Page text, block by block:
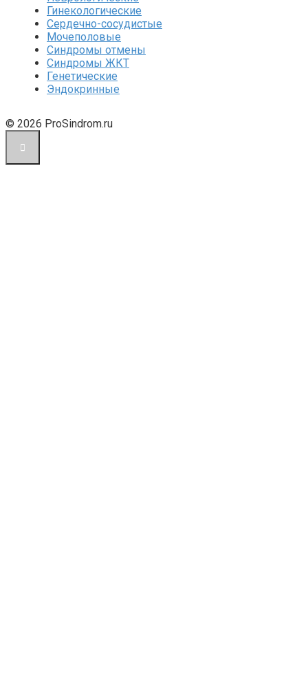
Гинекологические
Сердечно-сосудистые
Мочеполовые
Синдромы отмены
Синдромы ЖКТ
Генетические
Эндокринные
© 2026 ProSindrom.ru